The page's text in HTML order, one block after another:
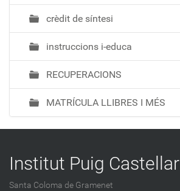
crèdit de síntesi
instruccions i-educa
RECUPERACIONS
MATRÍCULA LLIBRES I MÉS
Institut Puig Castellar
Santa Coloma de Gramenet